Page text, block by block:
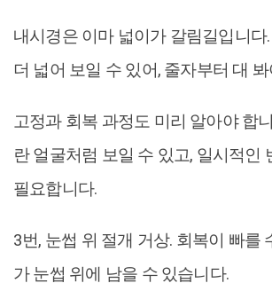
내시경은 이마 넓이가 갈림길입니다
더 넓어 보일 수 있어, 줄자부터 대
고정과 회복 과정도 미리 알아야 합
란 얼굴처럼 보일 수 있고, 일시적인
필요합니다.
3번, 눈썹 위 절개 거상. 회복이 빠를
가 눈썹 위에 남을 수 있습니다.